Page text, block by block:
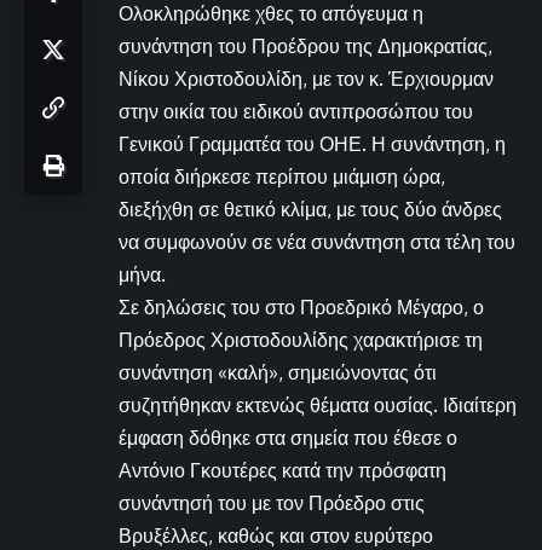
Ολοκληρώθηκε χθες το απόγευμα η
συνάντηση του Προέδρου της Δημοκρατίας,
Νίκου Χριστοδουλίδη, με τον κ. Έρχιουρμαν
στην οικία του ειδικού αντιπροσώπου του
Γενικού Γραμματέα του ΟΗΕ. Η συνάντηση, η
οποία διήρκεσε περίπου μιάμιση ώρα,
διεξήχθη σε θετικό κλίμα, με τους δύο άνδρες
να συμφωνούν σε νέα συνάντηση στα τέλη του
μήνα.
Σε δηλώσεις του στο Προεδρικό Μέγαρο, ο
Πρόεδρος Χριστοδουλίδης χαρακτήρισε τη
συνάντηση «καλή», σημειώνοντας ότι
συζητήθηκαν εκτενώς θέματα ουσίας. Ιδιαίτερη
έμφαση δόθηκε στα σημεία που έθεσε ο
Αντόνιο Γκουτέρες κατά την πρόσφατη
συνάντησή του με τον Πρόεδρο στις
Βρυξέλλες, καθώς και στον ευρύτερο